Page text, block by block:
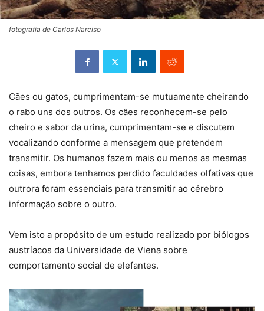
fotografia de Carlos Narciso
Cães ou gatos, cumprimentam-se mutuamente cheirando
o rabo uns dos outros. Os cães reconhecem-se pelo
cheiro e sabor da urina, cumprimentam-se e discutem
vocalizando conforme a mensagem que pretendem
transmitir. Os humanos fazem mais ou menos as mesmas
coisas, embora tenhamos perdido faculdades olfativas que
outrora foram essenciais para transmitir ao cérebro
informação sobre o outro.
Vem isto a propósito de um estudo realizado por biólogos
austríacos da Universidade de Viena sobre
comportamento social de elefantes.